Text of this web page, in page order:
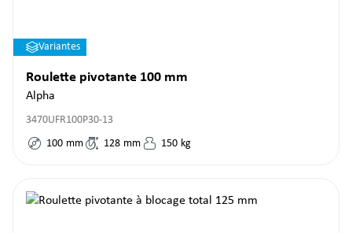
Variantes
Roulette pivotante 100 mm
Alpha
3470UFR100P30-13
100 mm 128 mm 150 kg